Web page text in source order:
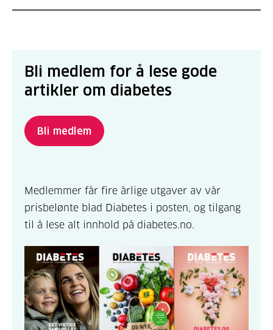
Bli medlem for å lese gode
artikler om diabetes
Bli medlem
Medlemmer får fire årlige utgaver av vår
prisbelønte blad Diabetes i posten, og tilgang
til å lese alt innhold på diabetes.no.